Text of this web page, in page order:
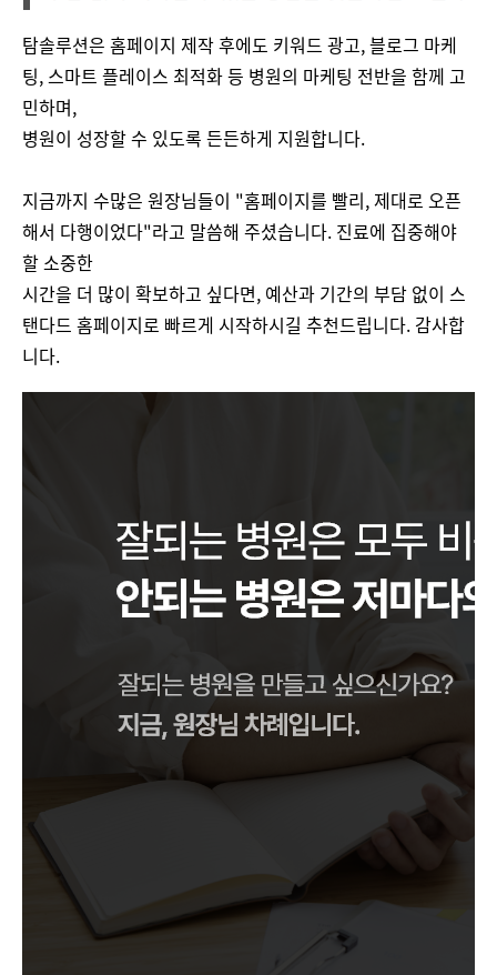
탐솔루션은 홈페이지 제작 후에도 키워드 광고, 블로그 마케
팅, 스마트 플레이스 최적화 등 병원의 마케팅 전반을 함께 고
민하며,
병원이 성장할 수 있도록 든든하게 지원합니다​​.
지금까지 수많은 원장님들이 "홈페이지를 빨리, 제대로 오픈
해서 다행이었다"라고 말씀해 주셨습니다. 진료에 집중해야
할 소중한
시간을 더 많이 확보하고 싶다면, 예산과 기간의 부담 없이 스
탠다드 홈페이지로 빠르게 시작하시길 추천드립니다. 감사합
니다.